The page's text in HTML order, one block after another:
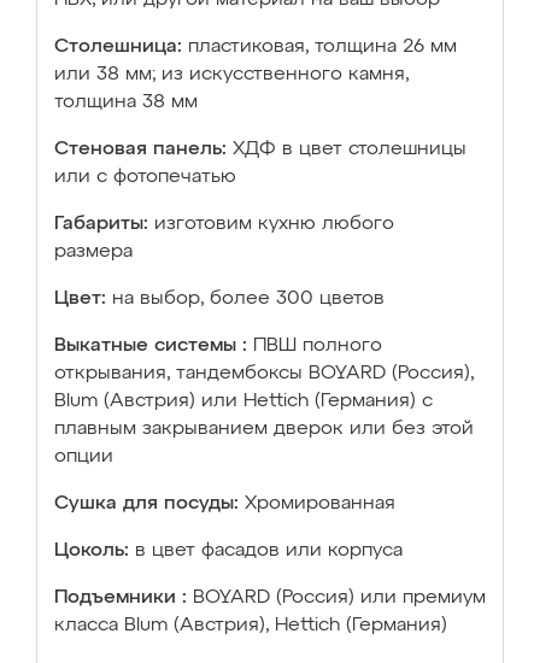
Столешница: пластиковая, толщина 26 мм
или 38 мм; из искусственного камня,
толщина 38 мм
Стеновая панель: ХДФ в цвет столешницы
или с фотопечатью
Габариты: изготовим кухню любого
размера
Цвет: на выбор, более 300 цветов
Выкатные системы :
ПВШ полного
открывания, тандембоксы BOYARD (Россия),
Blum (Австрия) или Hettich (Германия) с
плавным закрыванием дверок или без этой
опции
Сушка для посуды: Хромированная
Цоколь: в цвет фасадов или корпуса
Подъемники : BOYARD (Россия) или премиум
класса Blum (Австрия), Hettich (Германия)